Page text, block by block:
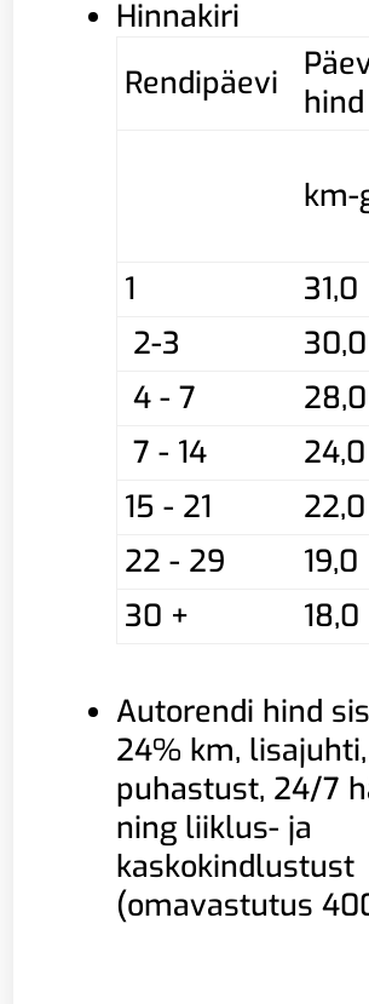
Hinnakiri
Rendipäevi
hind
km-
1
31,0
2-3
30,0
4 - 7
28,0
7 - 14
24,0
15 - 21
22,0
22 - 29
19,0
30 +
18,0
Autorendi hind
24% km,
puhastust, 24/7
ning liiklus- ja
kaskokindlustust
(omavastutus